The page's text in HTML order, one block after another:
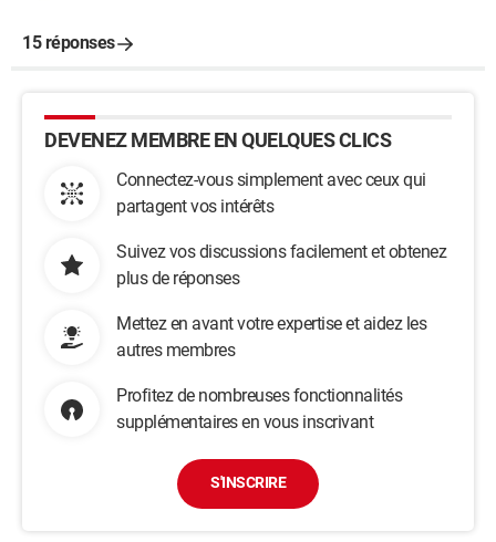
15 réponses
DEVENEZ MEMBRE EN QUELQUES CLICS
Connectez-vous simplement avec ceux qui
partagent vos intérêts
Suivez vos discussions facilement et obtenez
plus de réponses
Mettez en avant votre expertise et aidez les
autres membres
Profitez de nombreuses fonctionnalités
supplémentaires en vous inscrivant
S'INSCRIRE